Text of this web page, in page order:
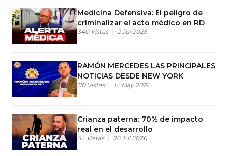
Medicina Defensiva: El peligro de
criminalizar el acto médico en RD
340 Vistas 2 Jul 2026
RAMÓN MERCEDES LAS PRINCIPALES
NOTICIAS DESDE NEW YORK
110 Vistas 14 May 2026
Crianza paterna: 70% de impacto
real en el desarrollo
54 Vistas 26 Jul 2026